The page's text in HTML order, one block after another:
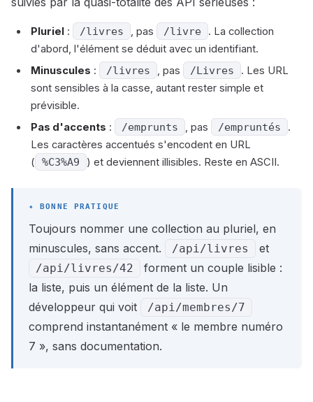
Pluriel : /livres , pas /livre
. La collection
d'abord, l'élément se déduit avec un identifiant.
Minuscules : /livres , pas /Livres
. Les URL
sont sensibles à la casse, autant rester simple et
prévisible.
Pas d'accents : /emprunts , pas /empruntés
.
Les caractères accentués s'encodent en URL
(
%C3%A9 ) et deviennent illisibles. Reste en ASCII.
Toujours nommer une collection au pluriel, en
minuscules, sans accent.
/api/livres et
/api/livres/42
forment un couple lisible :
la liste, puis un élément de la liste. Un
développeur qui voit
/api/membres/7
comprend instantanément « le membre numéro
7 », sans documentation.